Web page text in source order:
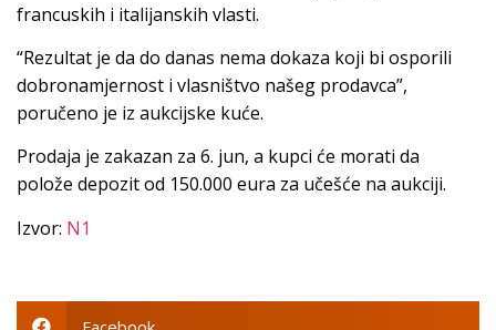
francuskih i italijanskih vlasti.
“Rezultat je da do danas nema dokaza koji bi osporili
dobronamjernost i vlasništvo našeg prodavca”,
poručeno je iz aukcijske kuće.
Prodaja je zakazan za 6. jun, a kupci će morati da
polože depozit od 150.000 eura za učešće na aukciji.
Izvor: N1